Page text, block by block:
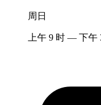
周日
上午 9 时 — 下午